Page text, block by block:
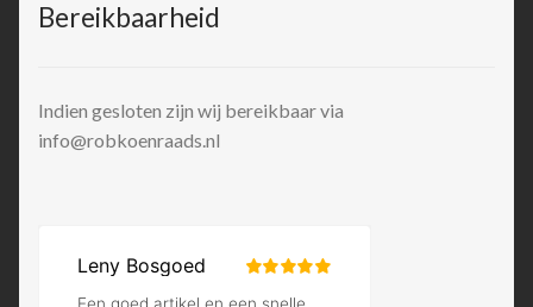
Bereikbaarheid
Indien gesloten zijn wij bereikbaar via
info@robkoenraads.nl